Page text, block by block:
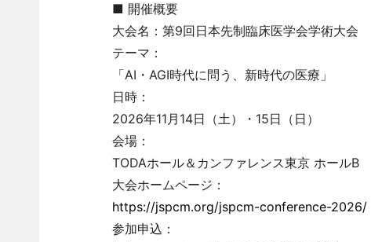
■ 開催概要
大会名：第9回日本先制臨床医学会学術大会
テーマ：
「AI・AGI時代に問う、新時代の医療」
日時：
2026年11月14日（土）・15日（日）
会場：
TODAホール＆カンファレンス東京 ホールB
大会ホームページ：
https://jspcm.org/jspcm-conference-2026/
参加申込：